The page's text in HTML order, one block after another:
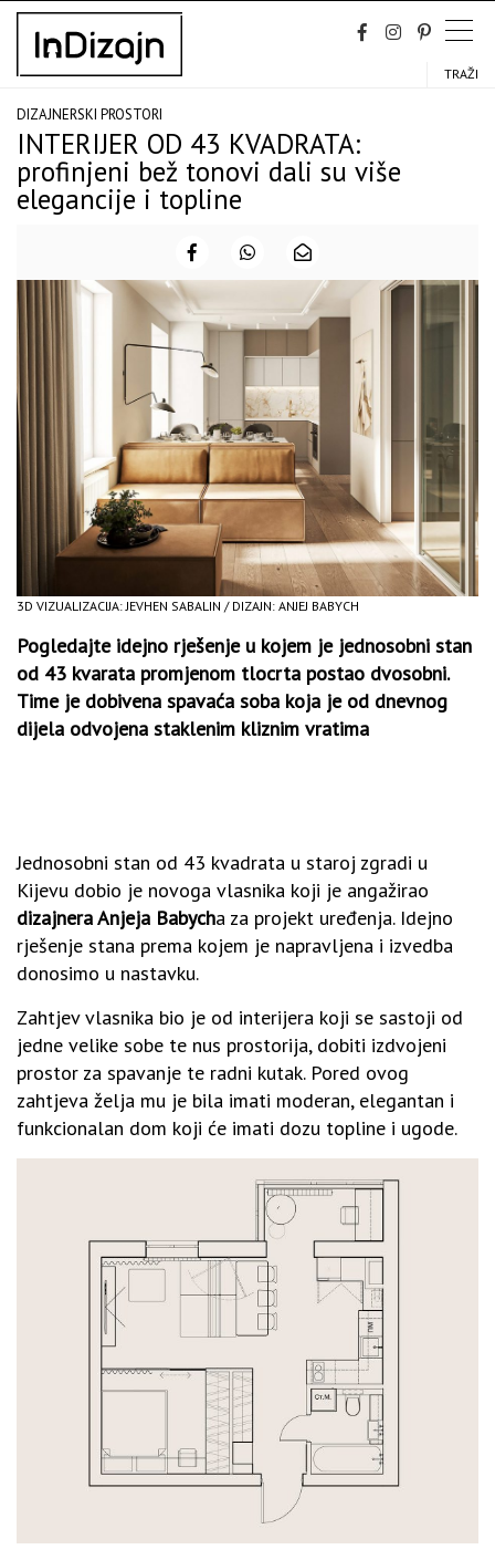
Skip
content
TRAŽI
DIZAJNERSKI PROSTORI
INTERIJER OD 43 KVADRATA:
profinjeni bež tonovi dali su više
elegancije i topline
3D VIZUALIZACIJA: JEVHEN SABALIN / DIZAJN: ANJEJ BABYCH
Pogledajte idejno rješenje u kojem je jednosobni stan
od 43 kvarata promjenom tlocrta postao dvosobni.
Time je dobivena spavaća soba koja je od dnevnog
dijela odvojena staklenim kliznim vratima
Jednosobni stan od 43 kvadrata u staroj zgradi u
Kijevu dobio je novoga vlasnika koji je angažirao
dizajnera Anjeja Babycha za projekt uređenja. Idejno
rješenje stana prema kojem je napravljena i izvedba
donosimo u nastavku.
Zahtjev vlasnika bio je od interijera koji se sastoji od
jedne velike sobe te nus prostorija, dobiti izdvojeni
prostor za spavanje te radni kutak. Pored ovog
zahtjeva želja mu je bila imati moderan, elegantan i
funkcionalan dom koji će imati dozu topline i ugode.